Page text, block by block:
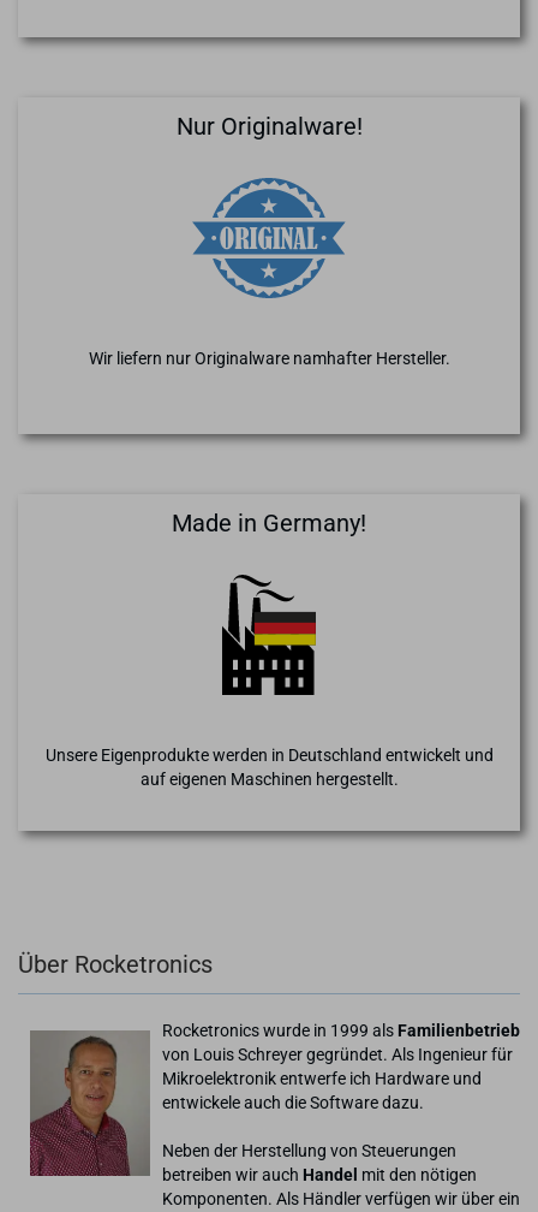
Nur Originalware!
Wir liefern nur Originalware namhafter Hersteller.
Made in Germany!
Unsere Eigenprodukte werden in Deutschland entwickelt und
auf eigenen Maschinen hergestellt.
Über Rocketronics
Rocketronics wurde in 1999 als Familienbetrieb
von Louis Schreyer gegründet. Als Ingenieur für
Mikroelektronik entwerfe ich Hardware und
entwickele auch die Software dazu.
Neben der Herstellung von Steuerungen
betreiben wir auch Handel mit den nötigen
Komponenten. Als Händler verfügen wir über ein